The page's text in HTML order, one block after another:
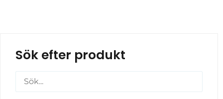
Sök efter produkt